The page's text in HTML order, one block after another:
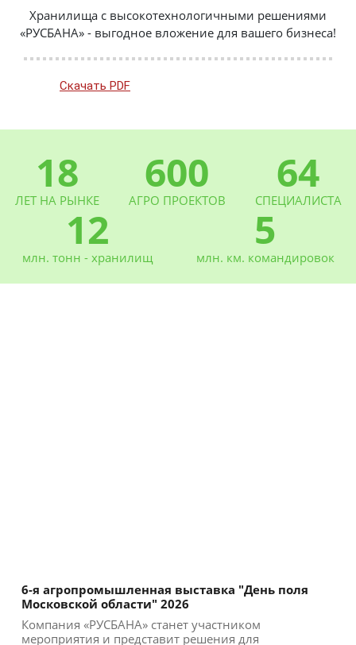
Хранилища с высокотехнологичными решениями
«РУСБАНА» - выгодное вложение для вашего бизнеса!
Скачать PDF
18
ЛЕТ НА РЫНКЕ
600
АГРО ПРОЕКТОВ
64
СПЕЦИАЛИСТА
12
млн. тонн - хранилищ
5
млн. км. командировок
6-я агропромышленная выставка "День поля
Московской области" 2026
Компания «РУСБАНА» станет участником
мероприятия и представит решения для